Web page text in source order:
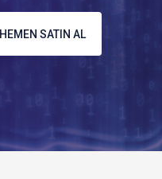
HEMEN SATIN AL